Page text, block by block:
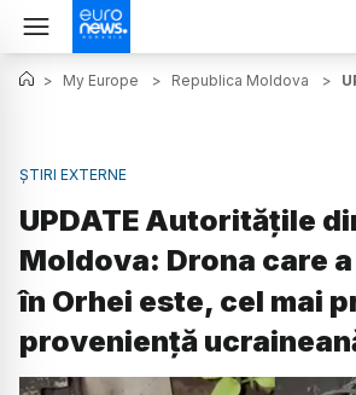
> My Europe > Republica Moldova >
ȘTIRI EXTERNE
UPDATE Autoritățile
Moldova: Drona care
în Orhei este, cel mai
proveniență